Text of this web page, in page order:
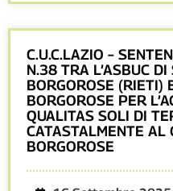
C.U.C.LAZIO –
N.38 TRA L’ASBUC
BORGOROSE (RIETI)
BORGOROSE PER
QUALITAS SOLI DI
CATASTALMENTE AL
BORGOROSE